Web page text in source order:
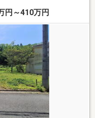
円～410万円